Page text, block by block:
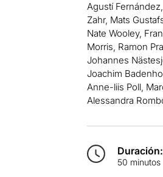
Agustí
Zahr, Mats
Nate Wooley,
Morris, Ramon
Johannes
Joachim
Anne-liis Poll,
Alessandra
Duración:
50 minutos